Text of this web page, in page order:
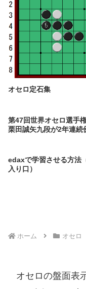
オセロ定石集
第47回世界オセロ選手権
栗田誠矢九段が2年連続
edaxで学習させる方法
入り口）
ホーム オセロ
オセロの盤面表